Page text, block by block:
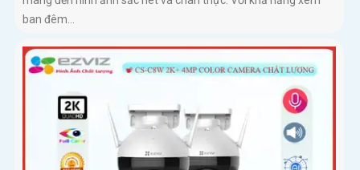
ban đêm...